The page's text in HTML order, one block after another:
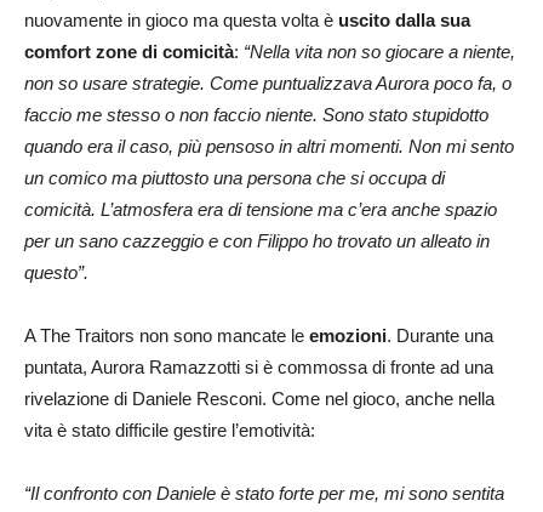
nuovamente in gioco ma questa volta è uscito dalla sua
comfort zone di comicità: “Nella vita non so giocare a niente,
non so usare strategie. Come puntualizzava Aurora poco fa, o
faccio me stesso o non faccio niente. Sono stato stupidotto
quando era il caso, più pensoso in altri momenti. Non mi sento
un comico ma piuttosto una persona che si occupa di
comicità. L’atmosfera era di tensione ma c’era anche spazio
per un sano cazzeggio e con Filippo ho trovato un alleato in
questo”.
A The Traitors non sono mancate le emozioni. Durante una
puntata, Aurora Ramazzotti si è commossa di fronte ad una
rivelazione di Daniele Resconi. Come nel gioco, anche nella
vita è stato difficile gestire l’emotività:
“Il confronto con Daniele è stato forte per me, mi sono sentita